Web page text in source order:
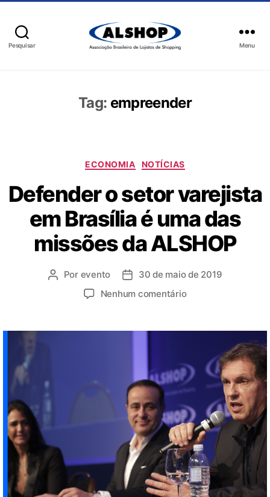
Pesquisar Menu
Tag: empreender
ECONOMIA NOTÍCIAS
Defender o setor varejista
em Brasília é uma das
missões da ALSHOP
Por evento
30 de maio de 2019
Nenhum comentário